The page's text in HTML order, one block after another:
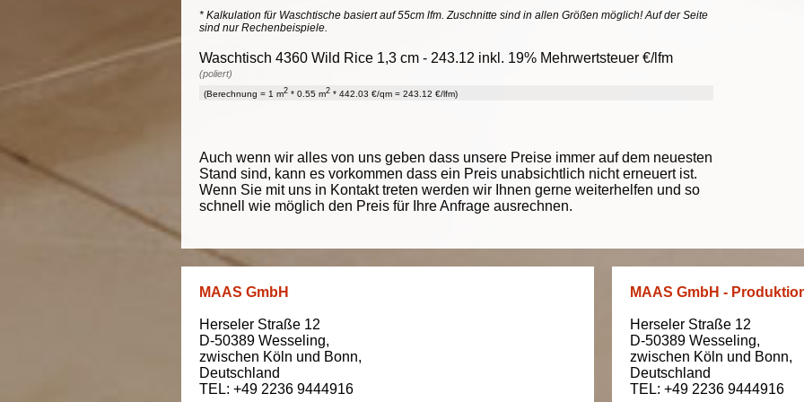
* Kalkulation für Waschtische basiert auf 55cm lfm. Zuschnitte sind in allen Größen möglich! Auf der Seite
sind nur Rechenbeispiele.
Waschtisch 4360 Wild Rice 1,3 cm - 243.12 inkl. 19% Mehrwertsteuer €/lfm
(poliert)
(Berechnung = 1 m2 * 0.55 m2 * 442.03 €/qm = 243.12 €/lfm)
Auch wenn wir alles von uns geben dass unsere Preise immer auf dem neuesten
Stand sind, kann es vorkommen dass ein Preis unabsichtlich nicht erneuert ist.
Wenn Sie mit uns in Kontakt treten werden wir Ihnen gerne weiterhelfen und so
schnell wie möglich den Preis für Ihre Anfrage ausrechnen.
MAAS GmbH
Herseler Straße 12
D-50389 Wesseling,
zwischen Köln und Bonn,
Deutschland
TEL: +49 2236 9444916
MAAS GmbH -
Herseler Straße 12
D-50389 Wesseling,
zwischen Köln und Bonn,
Deutschland
TEL: +49 2236 9444916